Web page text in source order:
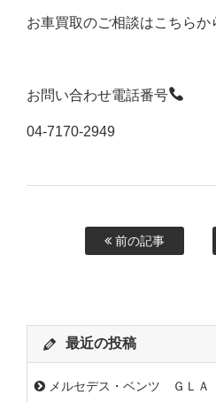
お車買取のご相談はこちらか
お問い合わせ電話番号
04-7170-2949
前の記事
最近の投稿
メルセデス・ベンツ ＧＬ